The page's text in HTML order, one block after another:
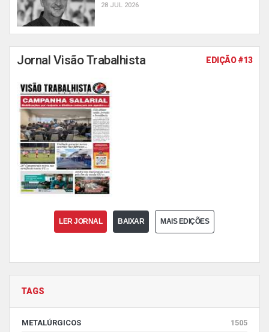
28 JUL 2026
Jornal Visão Trabalhista EDIÇÃO #13
LER JORNAL BAIXAR MAIS EDIÇÕES
TAGS
METALÚRGICOS
1505